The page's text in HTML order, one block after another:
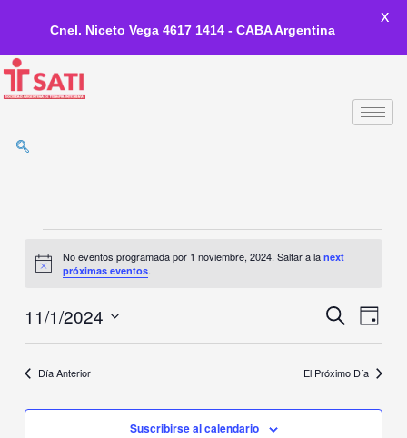
contenido
for
2024
Notice
No eventos programada por 1 noviembre, 2024. Saltar a lanext
próximas eventos.
Eventos
y
de
Búsqueda
Day
11/1/2024
fecha.
Día Anterior El Próximo Día
Suscribirse al calendario
Cnel. Niceto Vega 4617 1414 - CABA Argentina
X